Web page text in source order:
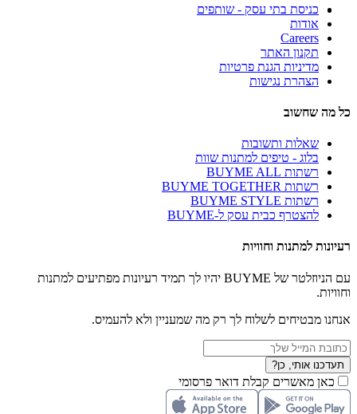
כניסת בתי עסק - שותפים
אודות
Careers
תקנון האתר
מדיניות הגנת פרטיות
הצהרת נגישות
כל מה שחשוב
שאלות ותשובות
בלוג - טיפים למתנות שוות
רשתות BUYME ALL
רשתות BUYME TOGETHER
רשתות BUYME STYLE
להצטרף כבית עסק ל-BUYME
רעיונות למתנות וחוויות
עם הניוזלטר של BUYME יהיו לך תמיד רעיונות מפתיעים למתנות
וחוויות.
אנחנו מבטיחים לשלוח לך רק מה שמעניין ולא להעמיס.
תעדכנו אותי, כן?
כאן מאשרים קבלת דואר פרסומי